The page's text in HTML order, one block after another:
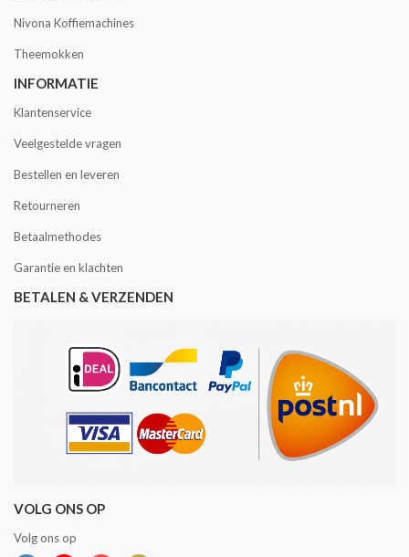
Nivona Koffiemachines
Theemokken
INFORMATIE
Klantenservice
Veelgestelde vragen
Bestellen en leveren
Retourneren
Betaalmethodes
Garantie en klachten
BETALEN & VERZENDEN
VOLG ONS OP
Volg ons op